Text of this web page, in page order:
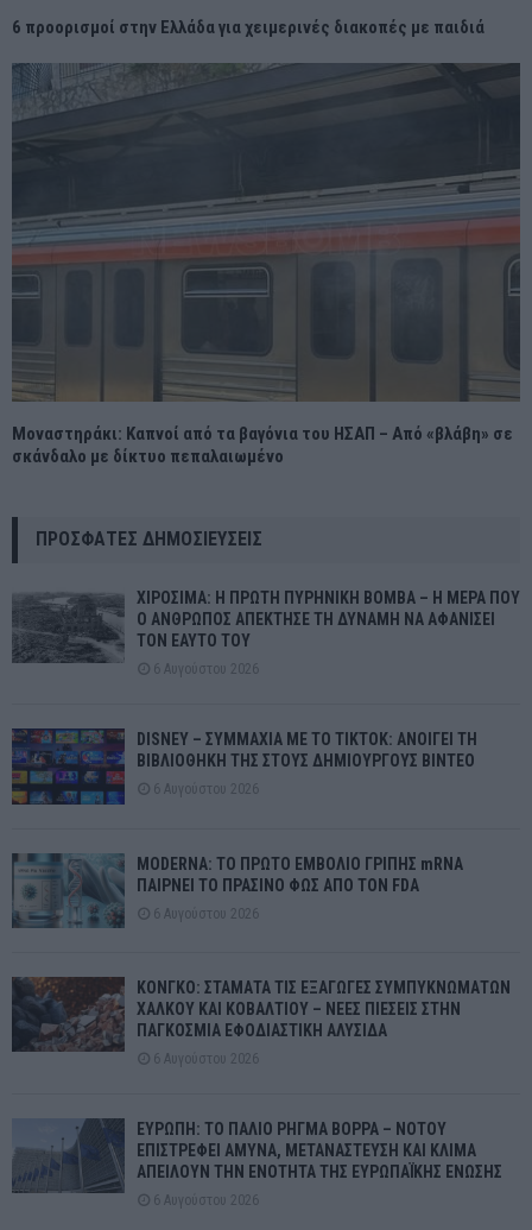
6 προορισμοί στην Ελλάδα για χειμερινές διακοπές με παιδιά
Μοναστηράκι: Καπνοί από τα βαγόνια του ΗΣΑΠ – Από «βλάβη» σε
σκάνδαλο με δίκτυο πεπαλαιωμένο
ΠΡΌΣΦΑΤΕΣ ΔΗΜΟΣΙΕΎΣΕΙΣ
ΧΙΡΟΣΙΜΑ: Η ΠΡΩΤΗ ΠΥΡΗΝΙΚΗ ΒΟΜΒΑ – Η ΜΕΡΑ ΠΟΥ
Ο ΑΝΘΡΩΠΟΣ ΑΠΕΚΤΗΣΕ ΤΗ ΔΥΝΑΜΗ ΝΑ ΑΦΑΝΙΣΕΙ
ΤΟΝ ΕΑΥΤΟ ΤΟΥ
6 Αυγούστου 2026
DISNEY – ΣΥΜΜΑΧΙΑ ΜΕ ΤΟ TIKTOK: ΑΝΟΙΓΕΙ ΤΗ
ΒΙΒΛΙΟΘΗΚΗ ΤΗΣ ΣΤΟΥΣ ΔΗΜΙΟΥΡΓΟΥΣ ΒΙΝΤΕΟ
6 Αυγούστου 2026
MODERNA: ΤΟ ΠΡΩΤΟ ΕΜΒΟΛΙΟ ΓΡΙΠΗΣ mRNA
ΠΑΙΡΝΕΙ ΤΟ ΠΡΑΣΙΝΟ ΦΩΣ ΑΠΟ ΤΟΝ FDA
6 Αυγούστου 2026
ΚΟΝΓΚΟ: ΣΤΑΜΑΤΑ ΤΙΣ ΕΞΑΓΩΓΕΣ ΣΥΜΠΥΚΝΩΜΑΤΩΝ
ΧΑΛΚΟΥ ΚΑΙ ΚΟΒΑΛΤΙΟΥ – ΝΕΕΣ ΠΙΕΣΕΙΣ ΣΤΗΝ
ΠΑΓΚΟΣΜΙΑ ΕΦΟΔΙΑΣΤΙΚΗ ΑΛΥΣΙΔΑ
6 Αυγούστου 2026
ΕΥΡΩΠΗ: ΤΟ ΠΑΛΙΟ ΡΗΓΜΑ ΒΟΡΡΑ – ΝΟΤΟΥ
ΕΠΙΣΤΡΕΦΕΙ ΑΜΥΝΑ, ΜΕΤΑΝΑΣΤΕΥΣΗ ΚΑΙ ΚΛΙΜΑ
ΑΠΕΙΛΟΥΝ ΤΗΝ ΕΝΟΤΗΤΑ ΤΗΣ ΕΥΡΩΠΑΪΚΗΣ ΕΝΩΣΗΣ
6 Αυγούστου 2026